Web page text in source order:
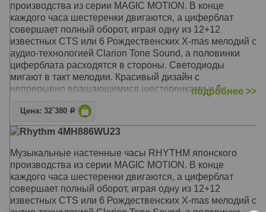
производства из серии MAGIC MOTION. В конце
каждого часа шестеренки двигаются, а циферблат
совершает полный оборот, играя одну из 12+12
известных CTS или 6 Рождественских X-mas мелодий с
аудио-технологией Clarion Tone Sound, а половинки
циферблата расходятся в стороны. Светодиоды
мигают в такт мелодии. Красивый дизайн с
непрерывно вращающимися шестеренками и 6
температуры внутри помещения. Гигрометр - для
измерения влажности в помещении. Режим
музыкальной демонстрации
Механизм: Кварцевый
Корпус: Пластик
Звуковой сигнал: Мелодии: 12 классических, 12
фольклорных, 6 рождественских
Размер: 39 х 41 х 8,6 см
подробнее >>
Цена: 32`380 Р
Rhythm 4MH886WU23
Музыкальные настенные часы RHYTHM японского
производства из серии MAGIC MOTION. В конце
каждого часа шестеренки двигаются, а циферблат
совершает полный оборот, играя одну из 12+12
известных CTS или 6 Рождественских X-mas мелодий с